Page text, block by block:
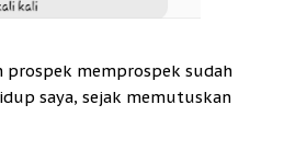
prospek memprospek sudah
saya, sejak memutuskan